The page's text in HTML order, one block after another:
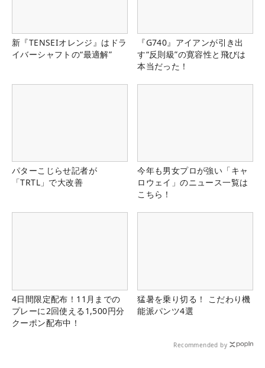
新『TENSEIオレンジ』はドラ
イバーシャフトの“最適解”
『G740』アイアンが引き出
す“反則級”の寛容性と飛びは
本当だった！
パターこじらせ記者が
「TRTL」で大改善
今年も男女プロが強い「キャ
ロウェイ」のニュース一覧は
こちら！
4日間限定配布！11月までの
プレーに2回使える1,500円分
クーポン配布中！
猛暑を乗り切る！ こだわり機
能派パンツ4選
Recommended by